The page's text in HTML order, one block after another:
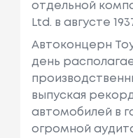
отдельной
Ltd. в августе
Автоконцерн
день
выпуская
автомобилей в
огромной